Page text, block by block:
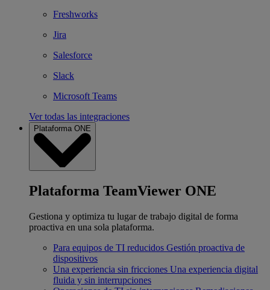
Freshworks
Jira
Salesforce
Slack
Microsoft Teams
Ver todas las integraciones
Plataforma ONE
Plataforma TeamViewer ONE
Gestiona y optimiza tu lugar de trabajo digital de forma
proactiva en una sola plataforma.
Para equipos de TI reducidos Gestión proactiva de
dispositivos
Una experiencia sin fricciones Una experiencia digital
fluida y sin interrupciones